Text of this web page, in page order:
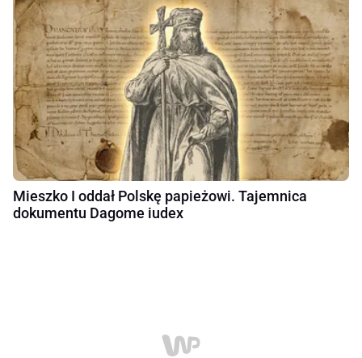
Mieszko I oddał Polskę papieżowi. Tajemnica
dokumentu Dagome iudex